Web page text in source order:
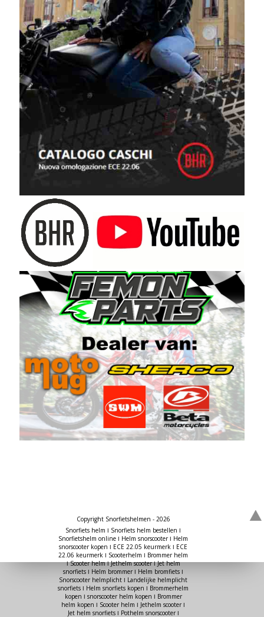
Copyright Snorfietshelmen - 2026
Snorfiets helm ǀ Snorfiets helm bestellen ǀ
Snorfietshelm online ǀ Helm snorscooter ǀ Helm
snorscooter kopen ǀ ECE 22.05 keurmerk ǀ ECE
22.06 keurmerk ǀ Scooterhelm ǀ Brommer helm
ǀ Scooter helm ǀ Jethelm scooter ǀ Jet helm
snorfiets ǀ Helm brommer ǀ Helm bromfiets ǀ
Snorscooter helmplicht ǀ Landelijke helmplicht
snorfiets ǀ Helm snorfiets kopen ǀ Brommerhelm
kopen ǀ snorscooter helm kopen ǀ Brommer
helm kopen ǀ Scooter helm ǀ Jethelm scooter ǀ
Jet helm snorfiets ǀ Pothelm snorscooter ǀ